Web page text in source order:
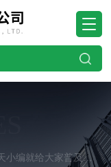
给大家普及一下紫外线加速老化试验箱比较常出现的一些问题